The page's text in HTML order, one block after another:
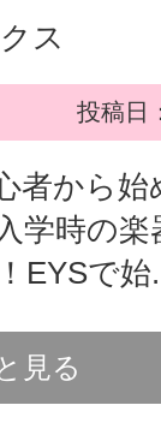
ス
投稿日
者から始
学時の
EYSで始
見る